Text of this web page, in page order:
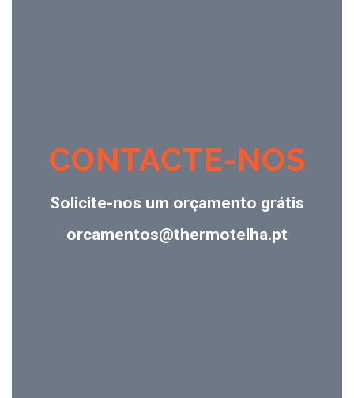
CONTACTE-NOS
Solicite-nos um orçamento grátis
orcamentos@thermotelha.pt